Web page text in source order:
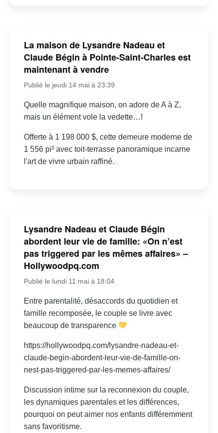
La maison de Lysandre Nadeau et
Claude Bégin à Pointe-Saint-Charles est
maintenant à vendre
Publié le jeudi 14 mai à 23:39
Quelle magnifique maison, on adore de A à Z,
mais un élément vole la vedette…!
Offerte à 1 198 000 $, cette demeure moderne de
1 556 pi² avec toit-terrasse panoramique incarne
l'art de vivre urbain raffiné.
Lysandre Nadeau et Claude Bégin
abordent leur vie de famille: «On n’est
pas triggered par les mêmes affaires» –
Hollywoodpq.com
Publié le lundi 11 mai à 18:04
Entre parentalité, désaccords du quotidien et
famille recomposée, le couple se livre avec
beaucoup de transparence
https://hollywoodpq.com/lysandre-nadeau-et-
claude-begin-abordent-leur-vie-de-famille-on-
nest-pas-triggered-par-les-memes-affaires/
Discussion intime sur la reconnexion du couple,
les dynamiques parentales et les différences,
pourquoi on peut aimer nos enfants différemment
sans favoritisme.